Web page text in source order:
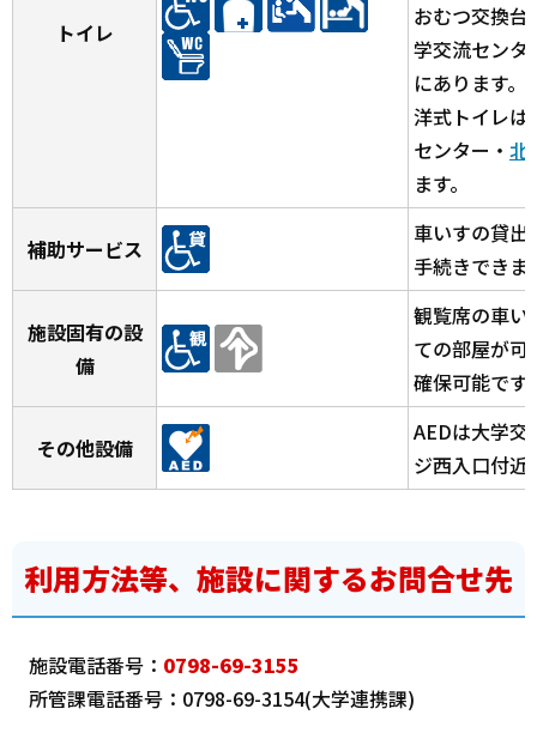
トイレ
おむつ交換台
学交流センタ
にあります。
洋式トイレは
センター・ 北
ます。
補助サービス
車いすの貸出
手続きできま
施設固有の設
備
観覧席の車い
ての部屋が可
確保可能です
その他設備
AEDは大学交
ジ西入口付近
利用方法等、施設に関するお問合せ先
施設電話番号： 0798-69-3155
所管課電話番号：0798-69-3154(大学連携課)